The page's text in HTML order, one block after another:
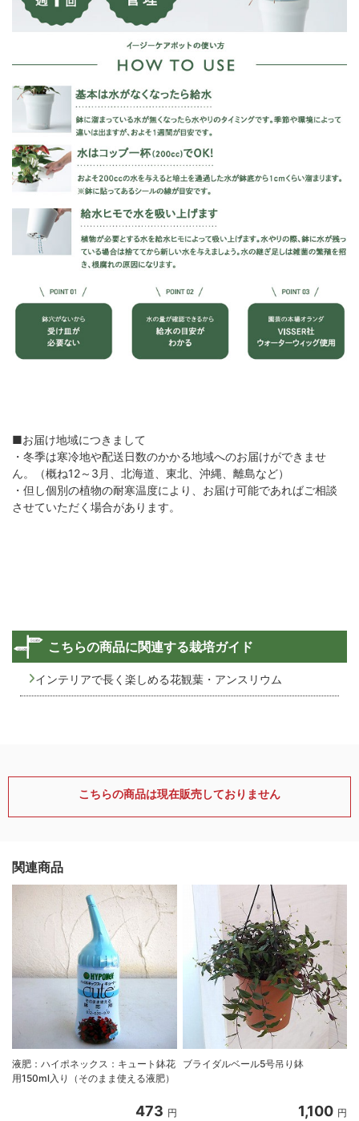
■お届け地域につきまして
・冬季は寒冷地や配送日数のかかる地域へのお届けができませ
ん。（概ね12～3月、北海道、東北、沖縄、離島など）
・但し個別の植物の耐寒温度により、お届け可能であればご相談
させていただく場合があります。
こちらの商品に関連する栽培ガイド
インテリアで長く楽しめる花観葉・アンスリウム
こちらの商品は現在販売しておりません
関連商品
液肥：ハイポネックス：キュート鉢花
用150ml入り（そのまま使える液肥）
473 円
ブライダルベール5号吊り鉢
1,100 円